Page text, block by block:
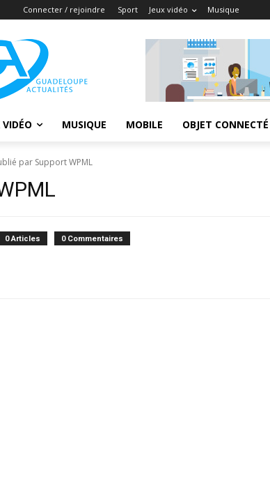
Connecter / rejoindre Sport Jeux vidéo Musique
VIDÉO MUSIQUE MOBILE OBJET CONNECTÉ
par Support WPML
0 Articles 0 Commentaires